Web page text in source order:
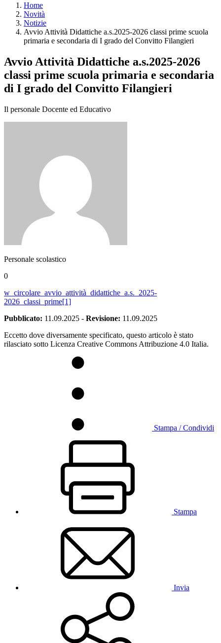
Home
Novità
Notizie
Avvio Attività Didattiche a.s.2025-2026 classi prime scuola
primaria e secondaria di I grado del Convitto Filangieri
Avvio Attività Didattiche a.s.2025-2026
classi prime scuola primaria e secondaria
di I grado del Convitto Filangieri
Il personale Docente ed Educativo
Personale scolastico
0
w_circolare_avvio_attività_didattiche_a.s._2025-
2026_classi_prime[1]
Pubblicato: 11.09.2025 - Revisione: 11.09.2025
Eccetto dove diversamente specificato, questo articolo è stato
rilasciato sotto Licenza Creative Commons Attribuzione 4.0 Italia.
Stampa / Condividi
Stampa
Invia